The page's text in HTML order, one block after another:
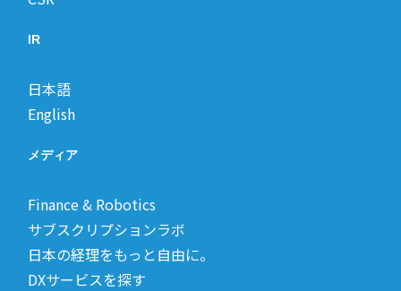
IR
日本語
English
メディア
Finance & Robotics
サブスクリプションラボ
日本の経理をもっと自由に。
DXサービスを探す